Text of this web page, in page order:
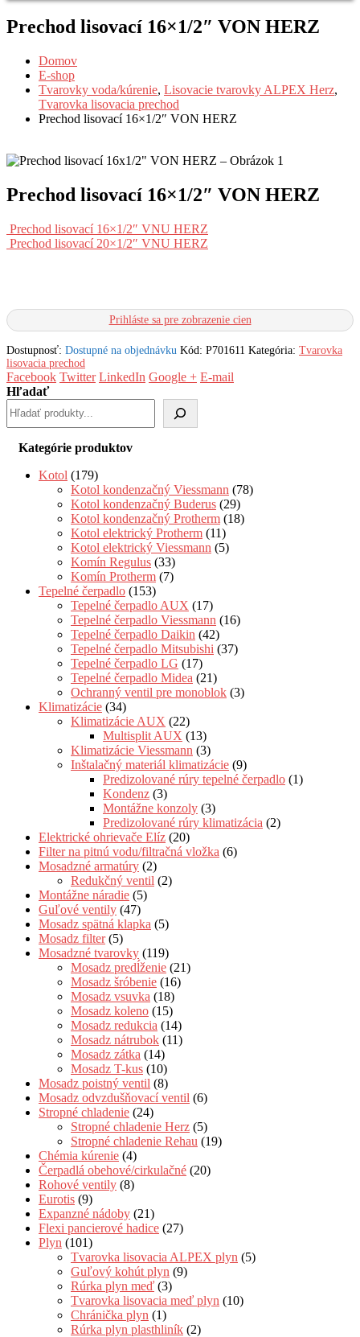
Prechod lisovací 16×1/2″ VON HERZ
Domov
E-shop
Tvarovky voda/kúrenie, Lisovacie tvarovky ALPEX Herz,
Tvarovka lisovacia prechod
Prechod lisovací 16×1/2″ VON HERZ
Prechod lisovací 16×1/2″ VON HERZ
Prechod lisovací 16×1/2″ VNU HERZ
Prechod lisovací 20×1/2″ VNU HERZ
Prihláste sa pre zobrazenie cien
Dostupnosť: Dostupné na objednávku Kód: P701611 Kategória: Tvarovka
lisovacia prechod
Facebook Twitter LinkedIn Google + E-mail
Hľadať
Kategórie produktov
Kotol (179)
Kotol kondenzačný Viessmann (78)
Kotol kondenzačný Buderus (29)
Kotol kondenzačný Protherm (18)
Kotol elektrický Protherm (11)
Kotol elektrický Viessmann (5)
Komín Regulus (33)
Komín Protherm (7)
Tepelné čerpadlo (153)
Tepelné čerpadlo AUX (17)
Tepelné čerpadlo Viessmann (16)
Tepelné čerpadlo Daikin (42)
Tepelné čerpadlo Mitsubishi (37)
Tepelné čerpadlo LG (17)
Tepelné čerpadlo Midea (21)
Ochranný ventil pre monoblok (3)
Klimatizácie (34)
Klimatizácie AUX (22)
Multisplit AUX (13)
Klimatizácie Viessmann (3)
Inštalačný materiál klimatizácie (9)
Predizolované rúry tepelné čerpadlo (1)
Kondenz (3)
Montážne konzoly (3)
Predizolované rúry klimatizácia (2)
Elektrické ohrievače Elíz (20)
Filter na pitnú vodu/filtračná vložka (6)
Mosadzné armatúry (2)
Redukčný ventil (2)
Montážne náradie (5)
Guľové ventily (47)
Mosadz spätná klapka (5)
Mosadz filter (5)
Mosadzné tvarovky (119)
Mosadz predĺženie (21)
Mosadz šróbenie (16)
Mosadz vsuvka (18)
Mosadz koleno (15)
Mosadz redukcia (14)
Mosadz nátrubok (11)
Mosadz zátka (14)
Mosadz T-kus (10)
Mosadz poistný ventil (8)
Mosadz odvzdušňovací ventil (6)
Stropné chladenie (24)
Stropné chladenie Herz (5)
Stropné chladenie Rehau (19)
Chémia kúrenie (4)
Čerpadlá obehové/cirkulačné (20)
Rohové ventily (8)
Eurotis (9)
Expanzné nádoby (21)
Flexi pancierové hadice (27)
Plyn (101)
Tvarovka lisovacia ALPEX plyn (5)
Guľový kohút plyn (9)
Rúrka plyn meď (3)
Tvarovka lisovacia meď plyn (10)
Chránička plyn (1)
Rúrka plyn plasthliník (2)